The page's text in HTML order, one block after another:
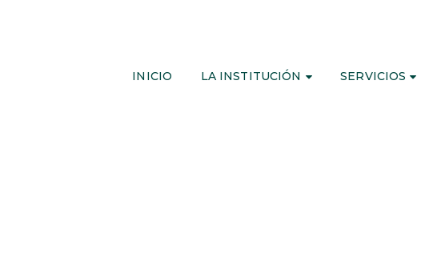
INICIO LA INSTITUCIÓN SERVICIOS